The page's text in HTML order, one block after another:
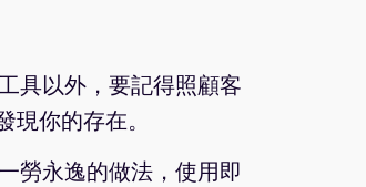
具以外，要記得照顧客
你的存在。
勞永逸的做法，使用即